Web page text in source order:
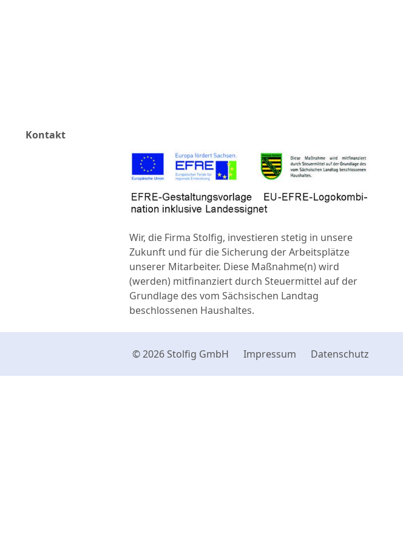
Kontakt
Wir, die Firma Stolfig, investieren stetig in unsere
Zukunft und für die Sicherung der Arbeitsplätze
unserer Mitarbeiter. Diese Maßnahme(n) wird
(werden) mitfinanziert durch Steuermittel auf der
Grundlage des vom Sächsischen Landtag
beschlossenen Haushaltes.
© 2026 Stolfig GmbH Impressum Datenschutz